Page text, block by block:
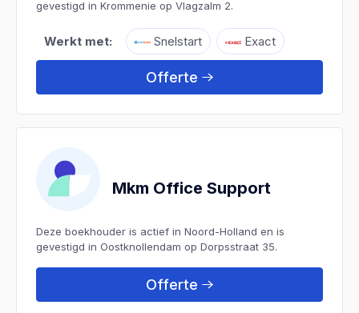
gevestigd in Krommenie op Vlagzalm 2.
Werkt met: Snelstart Exact
Offerte
Mkm Office Support
Deze boekhouder is actief in Noord-Holland en is
gevestigd in Oostknollendam op Dorpsstraat 35.
Offerte